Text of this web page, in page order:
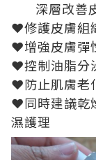
深層改善
❤修護皮膚組
❤增強皮膚彈
❤控制油脂分
❤防止肌膚老
❤同時建議乾
濕護理